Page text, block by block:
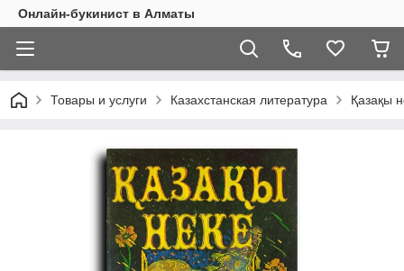
Онлайн-букинист в Алматы
Товары и услуги Казахстанская литература Қазақы